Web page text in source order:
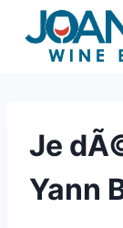
content
Je
Yann